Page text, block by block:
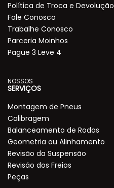
Política de Troca e Devolução
Fale Conosco
Trabalhe Conosco
Parceria Moinhos
Pague 3 Leve 4
NOSSOS
SERVIÇOS
Montagem de Pneus
Calibragem
Balanceamento de Rodas
Geometria ou Alinhamento
Revisão da Suspensão
Revisão dos Freios
Peças